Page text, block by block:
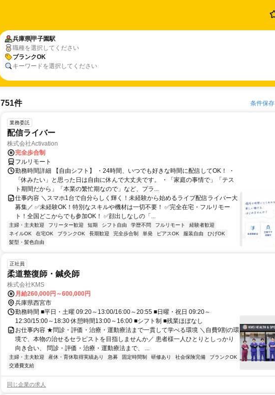
兵庫県甲子園駅
職種を選択してください
ブランクOK
キーワードを選択してください
751件 条件保存
業務委託
配信ライバー
株式会社Activation
完全歩合制
フルリモート
勤務時間詳細 【自由シフト】 ・24時間、いつでも好きな時間に配信してOK！ ・
「休みたい」と思った日は自由に休んで大丈夫です。 ・「家庭の事情で」「テス
ト期間だから」「本業の繁忙期なので」など、プラ...
仕事内容 ＼スマホ1台で自分らしく輝く！未経験から始めるライブ配信ライバー大
募集／ ✅未経験OK！特別なスキルや機材は一切不要！ ✅完全在宅・フルリモー
ト！全国どこからでも参加OK！ ✅顔出しなしの「...
主婦・主夫歓迎 フリーター歓迎 短期 シフト自由 学歴不問 フルリモート
経験者歓迎
ネイルOK
在宅OK ブランクOK 長期歓迎 完全歩合制 単発 ピアスOK 服装自由
ひげOK
髪型・髪色自由
正社員
柔道整復師・鍼灸師
株式会社KMS
月給260,000円～600,000円
兵庫県西宮市
勤務時間 ■平日・土曜 09:20～13:00/16:00～20:55 ■日曜・祝日 09:20～
12:30/15:00～18:30 休憩時間13:00～16:00 ■シフト制 ■残業ほぼなし
お仕事内容 ★問診・評価・治療・運動療法まで一貫して学べる環境 ＼自費9割の環
境で、本物の治せるセラピストを目指しませんか／ 患者様一人ひとりとしっかり
向き合い、 問診・評価・治療・運動療法まで、 ...
主婦・主夫歓迎 産休・育休取得実績あり 急募 固定時間制 研修あり 社会保険完備
ブランクOK
交通費支給
同じ企業の求人